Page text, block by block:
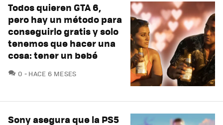
Todos quieren GTA 6,
pero hay un método para
conseguirlo gratis y solo
tenemos que hacer una
cosa: tener un bebé
0 COMENTARIOS
HACE 6 MESES
Sony asegura que la PS5